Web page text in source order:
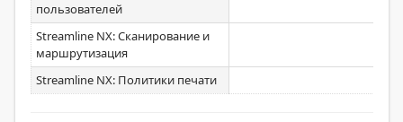
пользователей
Streamline NX: Сканирование и
маршрутизация
Streamline NX: Политики печати